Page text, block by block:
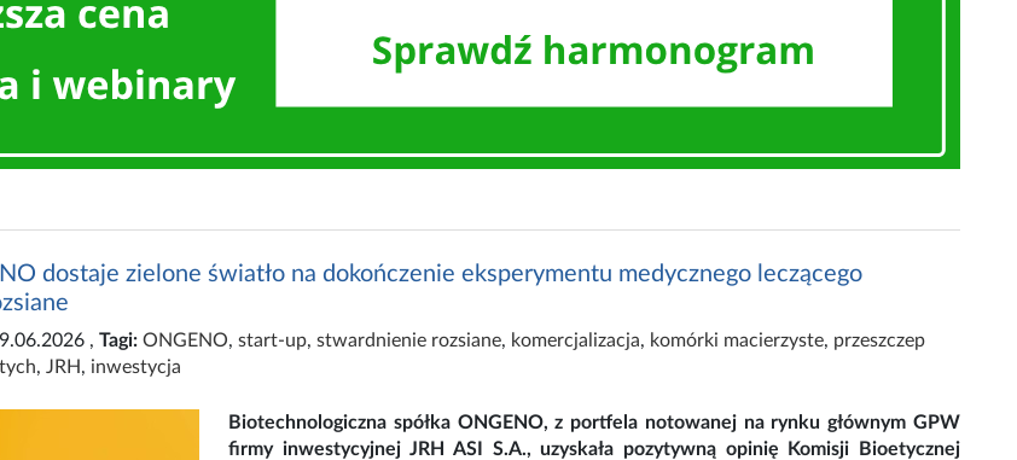
dostaje zielone światło na dokończenie eksperymentu medycznego leczącego
, Tagi: ONGENO, start-up, stwardnienie rozsiane, komercjalizacja, komórki macierzyste, przeszczep
, JRH, inwestycja
Biotechnologiczna spółka ONGENO, z portfela notowanej na rynku głównym GPW
firmy inwestycyjnej JRH ASI S.A., uzyskała pozytywną opinię Komisji Bioetycznej